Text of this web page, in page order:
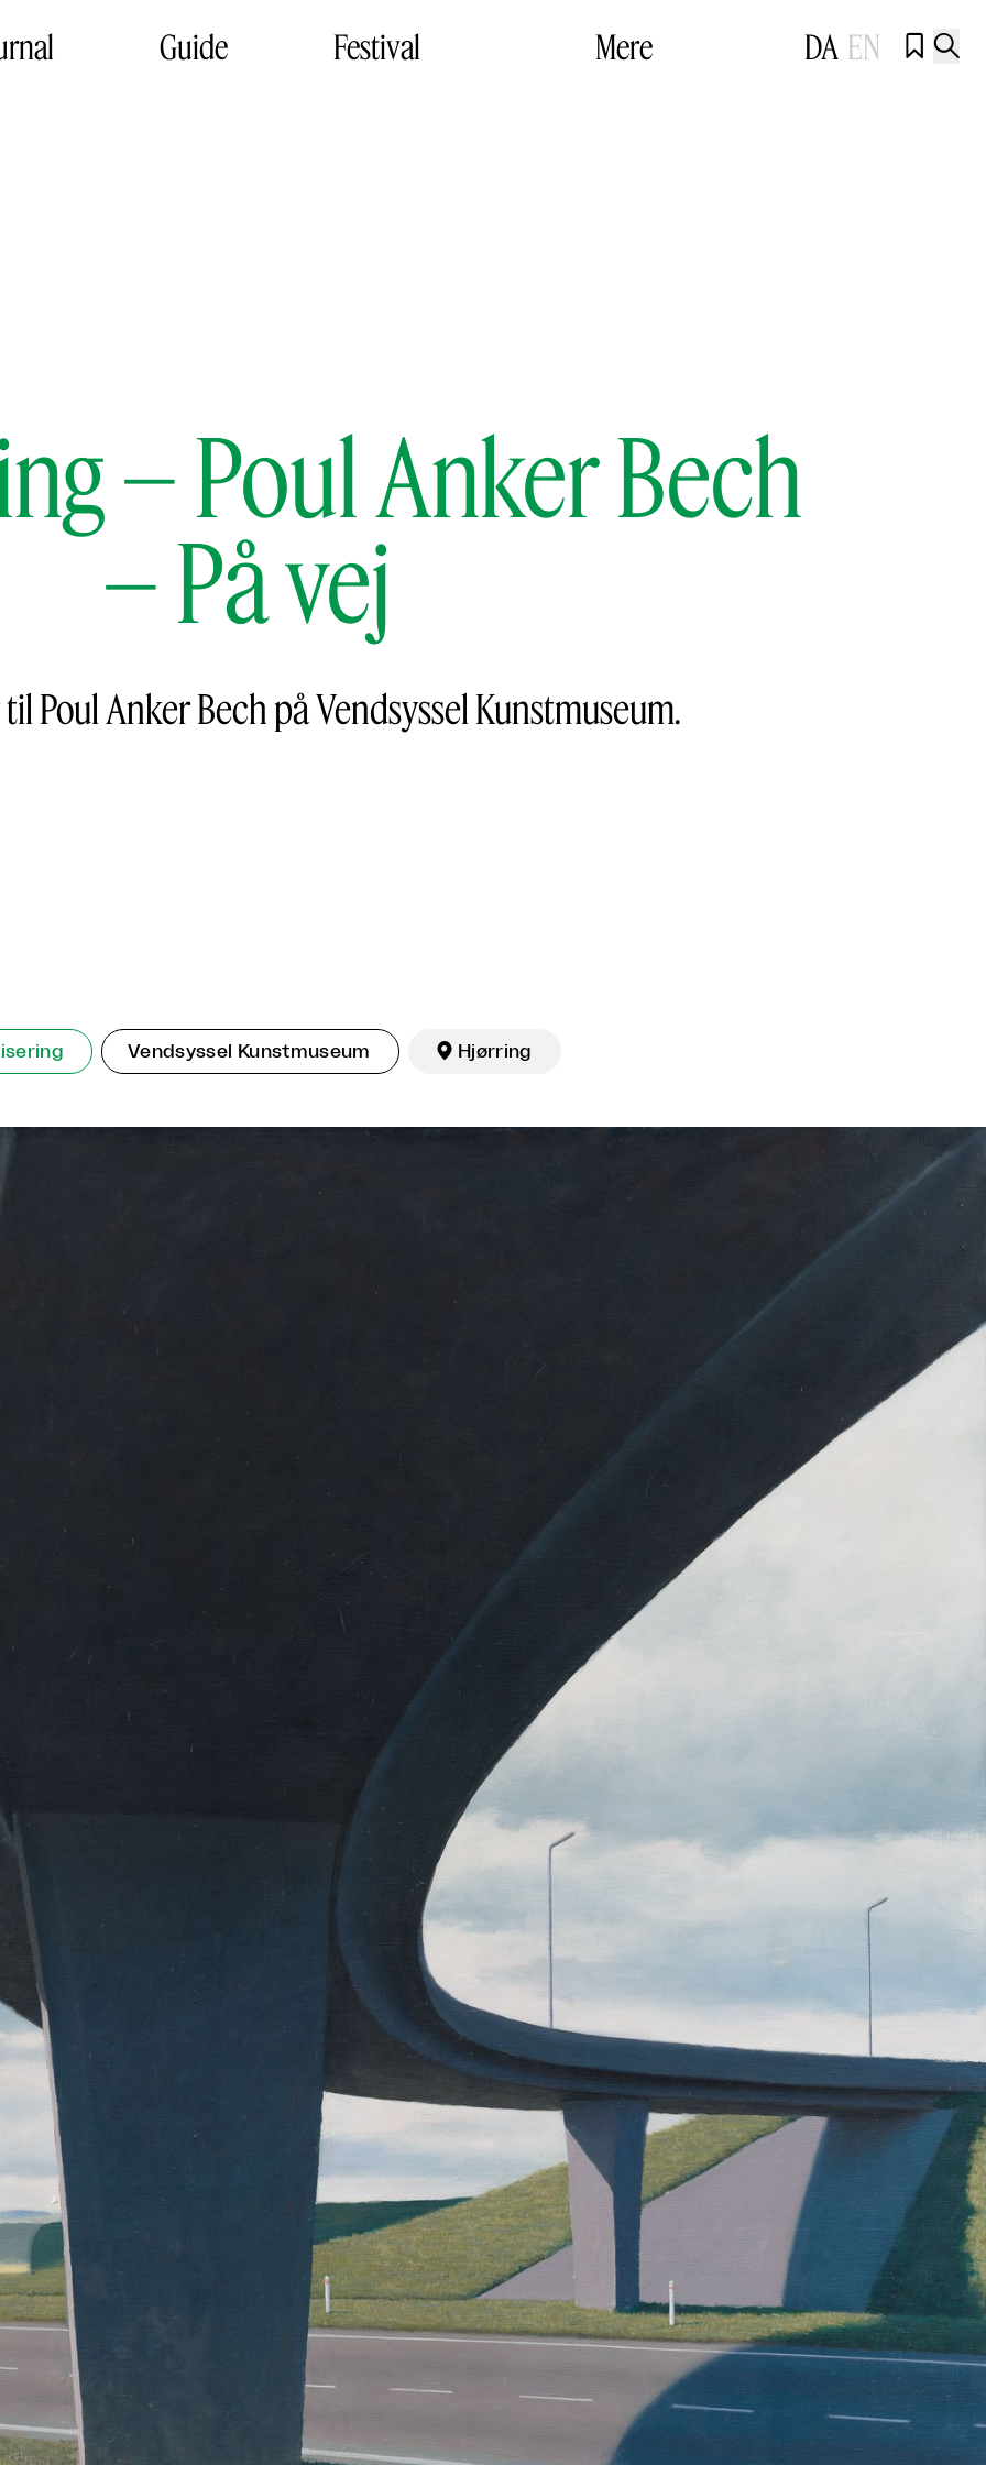
Guide Festival Mere DA EN  
– Poul Anker Bech
– På vej
Poul Anker Bech på Vendsyssel Kunstmuseum.
Vendsyssel Kunstmuseum  Hjørring